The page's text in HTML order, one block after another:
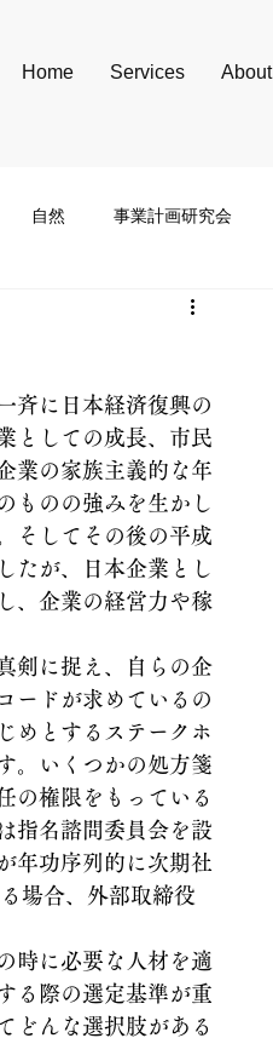
Home Services About
自然 事業計画研究会
斉に日本経済復興の
としての成長、市民
業の家族主義的な年
ものの強みを生かし
そしてその後の平成
たが、日本企業とし
、企業の経営力や稼
剣に捉え、自らの企
ードが求めているの
めとするステークホ
。いくつかの処方箋
の権限をもっている
指名諮問委員会を設
年功序列的に次期社
場合、外部取締役
時に必要な人材を適
る際の選定基準が重
どんな選択肢がある